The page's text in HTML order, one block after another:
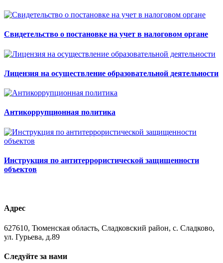
Свидетельство о постановке на учет в налоговом органе
Лицензия на осуществление образовательной деятельности
Антикоррупционная политика
Инструкция по антитеррористической защищенности
объектов
Адрес
627610, Тюменская область, Сладковский район, с. Сладково,
ул. Гурьева, д.89
Следуйте за нами